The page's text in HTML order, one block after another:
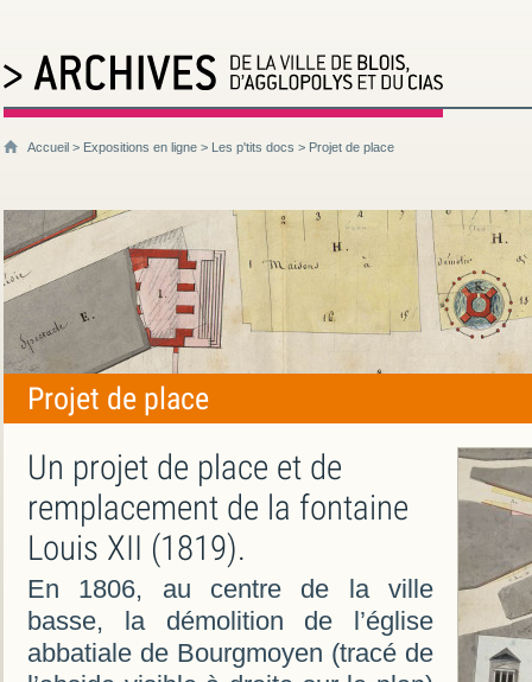
Accueil > Expositions en ligne > Les p'tits docs > Projet de place
Projet de place
Un projet de place et de
remplacement de la fontaine
Louis XII (1819).
En 1806, au centre de la ville
basse, la démolition de l’église
abbatiale de Bourgmoyen (tracé de